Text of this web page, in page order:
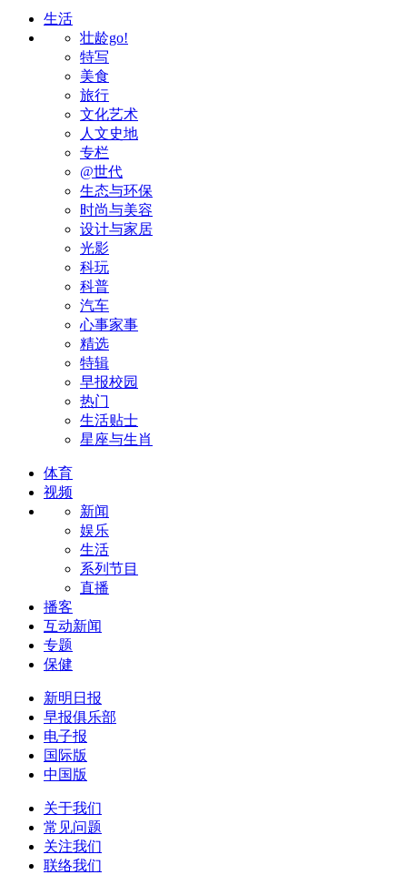
生活
壮龄go!
特写
美食
旅行
文化艺术
人文史地
专栏
@世代
生态与环保
时尚与美容
设计与家居
光影
科玩
科普
汽车
心事家事
精选
特辑
早报校园
热门
生活贴士
星座与生肖
体育
视频
新闻
娱乐
生活
系列节目
直播
播客
互动新闻
专题
保健
新明日报
早报俱乐部
电子报
国际版
中国版
关于我们
常见问题
关注我们
联络我们